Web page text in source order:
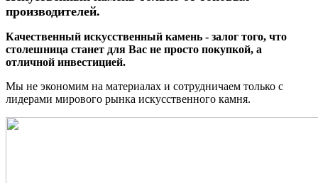
производителей.
Качественный искусственный камень - залог того, что
столешница станет для Вас не просто покупкой, а
отличной инвестицией.
Мы не экономим на материалах и сотрудничаем только с
лидерами мирового рынка искусственного камня.